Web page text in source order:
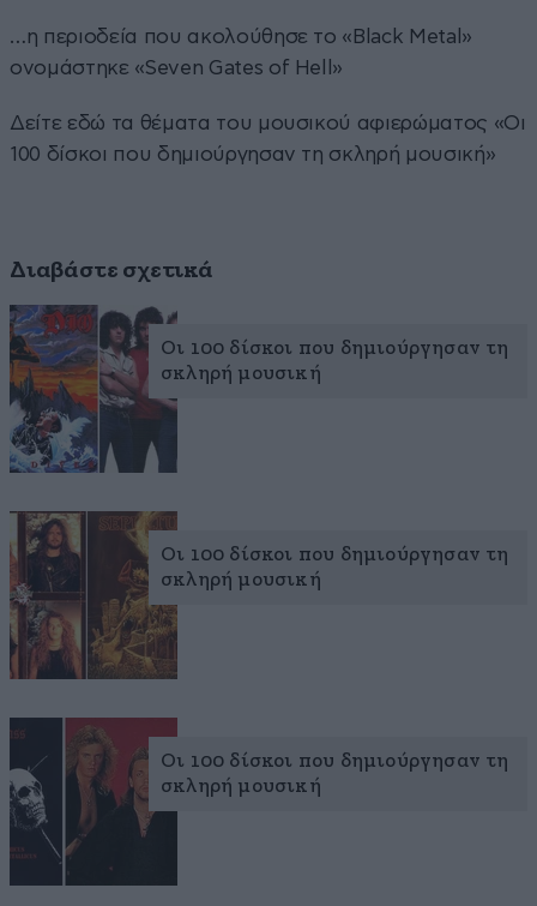
…η περιοδεία που ακολούθησε το «Black Metal»
ονομάστηκε «Seven Gates of Hell»
Δείτε εδώ τα θέματα του μουσικού αφιερώματος «Οι
100 δίσκοι που δημιούργησαν τη σκληρή μουσική»
Διαβάστε σχετικά
Οι 100 δίσκοι που δημιούργησαν τη
σκληρή μουσική
Οι 100 δίσκοι που δημιούργησαν τη
σκληρή μουσική
Οι 100 δίσκοι που δημιούργησαν τη
σκληρή μουσική